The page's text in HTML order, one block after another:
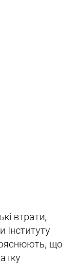
втрати,
Інституту
що